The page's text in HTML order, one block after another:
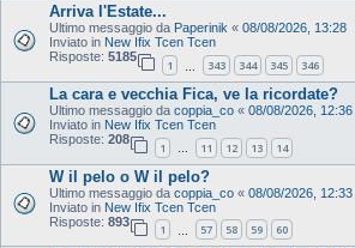
Arriva l'Estate...
Ultimo messaggio da Paperinik « 08/08/2026, 13:28
Inviato in New Ifix Tcen Tcen
Risposte: 5185
1 343 344 345 346
La cara e vecchia Fica, ve la ricordate?
Ultimo messaggio da coppia_co « 08/08/2026, 12:36
Inviato in New Ifix Tcen Tcen
Risposte: 208
1 … 11 12 13 14
W il pelo o W il pelo?
Ultimo messaggio da coppia_co « 08/08/2026, 12:33
Inviato in New Ifix Tcen Tcen
Risposte: 893
1 57 58 59 60